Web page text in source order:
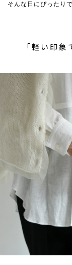
そんな日にぴったりで
「軽い印